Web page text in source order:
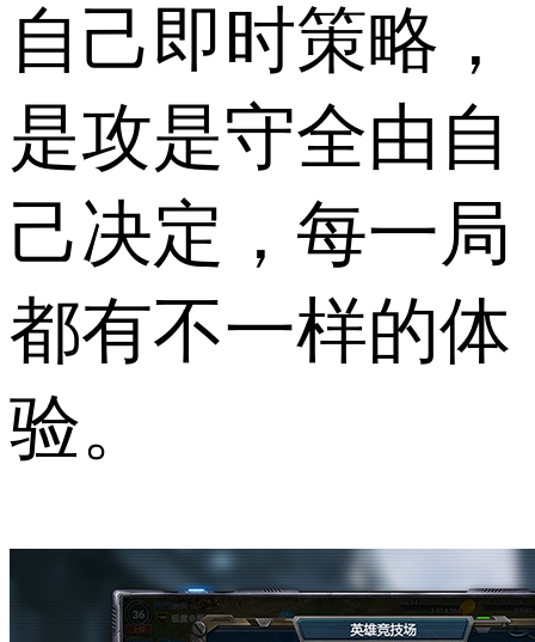
自己即时策略，
是攻是守全由自
己决定，每一局
都有不一样的体
验。